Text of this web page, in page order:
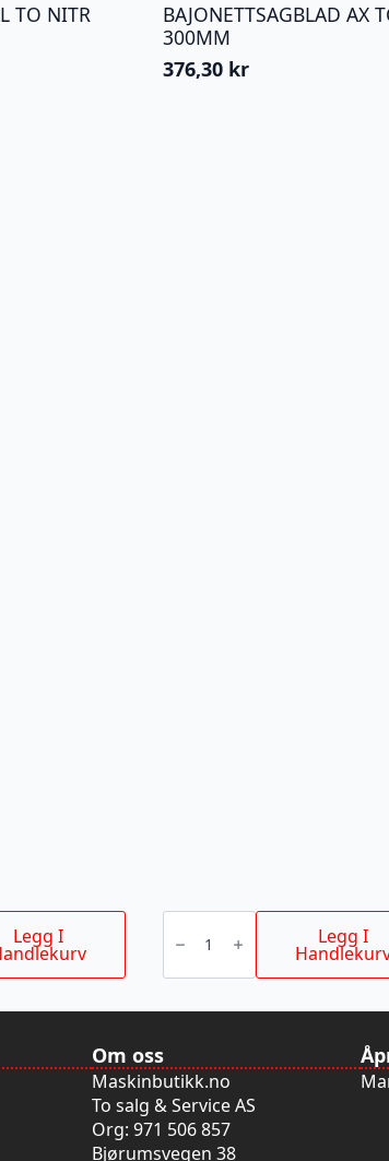
TO NITR
Legg I
BAJONETTSAGBLAD AX
300MM
376,30 kr
BAJONETTSAGBLAD
TCT
antall
Legg I
Om oss
Maskinbutikk.no
To salg & Service AS
Org: 971 506 857
Bjørumsvegen 38